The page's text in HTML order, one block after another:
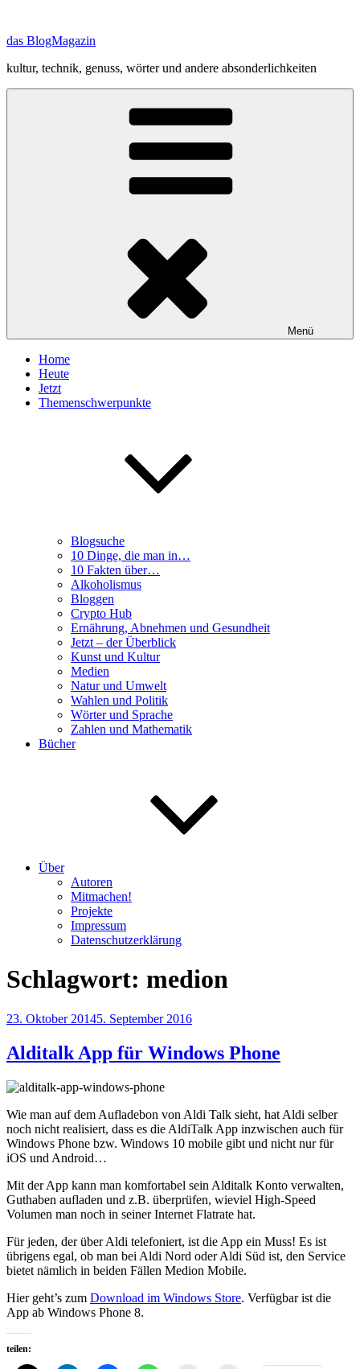
springen
das BlogMagazin
kultur, technik, genuss, wörter und andere absonderlichkeiten
Menü
Home
Heute
Jetzt
Themenschwerpunkte
Blogsuche
10 Dinge, die man in…
10 Fakten über…
Alkoholismus
Bloggen
Crypto Hub
Ernährung, Abnehmen und Gesundheit
Jetzt – der Überblick
Kunst und Kultur
Medien
Natur und Umwelt
Wahlen und Politik
Wörter und Sprache
Zahlen und Mathematik
Bücher
Über
Autoren
Mitmachen!
Projekte
Impressum
Datenschutzerklärung
Schlagwort: medion
Veröffentlicht
23. Oktober 20145. September 2016
Alditalk App für Windows Phone
Wie man auf dem Aufladebon von Aldi Talk sieht, hat Aldi selber
noch nicht realisiert, dass es die AldiTalk App inzwischen auch für
Windows Phone bzw. Windows 10 mobile gibt und nicht nur für
iOS und Android…
Mit der App kann man komfortabel sein Alditalk Konto verwalten,
Guthaben aufladen und z.B. überprüfen, wieviel High-Speed
Volumen man noch in seiner Internet Flatrate hat.
Für jeden, der über Aldi telefoniert, ist die App ein Muss! Es ist
übrigens egal, ob man bei Aldi Nord oder Aldi Süd ist, den Service
bietet nämlich in beiden Fällen Medion Mobile.
Hier geht’s zum Download im Windows Store. Verfügbar ist die
App ab Windows Phone 8.
teilen: